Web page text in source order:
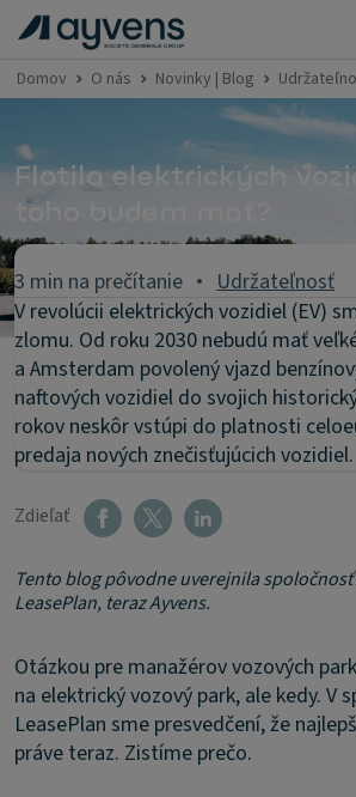
Domov O nás Novinky | Blog
Flotila elektrických
toho budem mať?
3 min na prečítanie
Udržateľnosť
V revolúcii elektrických vozidiel (EV)
zlomu. Od roku 2030 nebudú mať
a Amsterdam povolený vjazd
naftových vozidiel do svojich
rokov neskôr vstúpi do platnosti
predaja nových znečisťujúcich vozidiel.
Zdieľať
Tento blog pôvodne uverejnila
LeasePlan, teraz Ayvens.
Otázkou pre manažérov vozových
na elektrický vozový park, ale kedy. V
LeasePlan sme presvedčení, že
práve teraz. Zistíme prečo.